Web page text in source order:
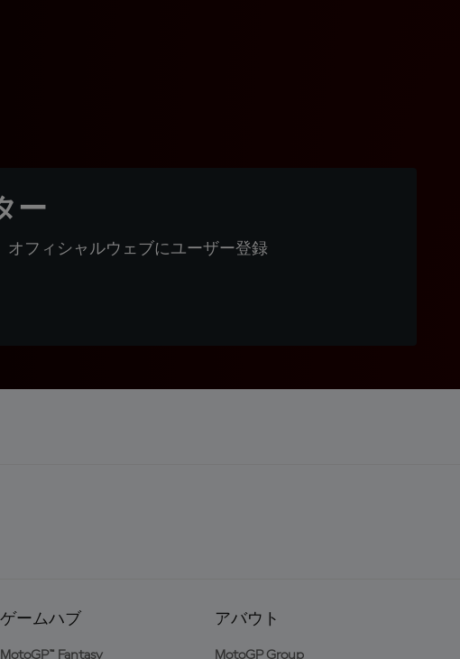
ー
フィシャルウェブにユーザー登録
ゲームハブ
MotoGP™ Fantasy
アバウト
MotoGP Group